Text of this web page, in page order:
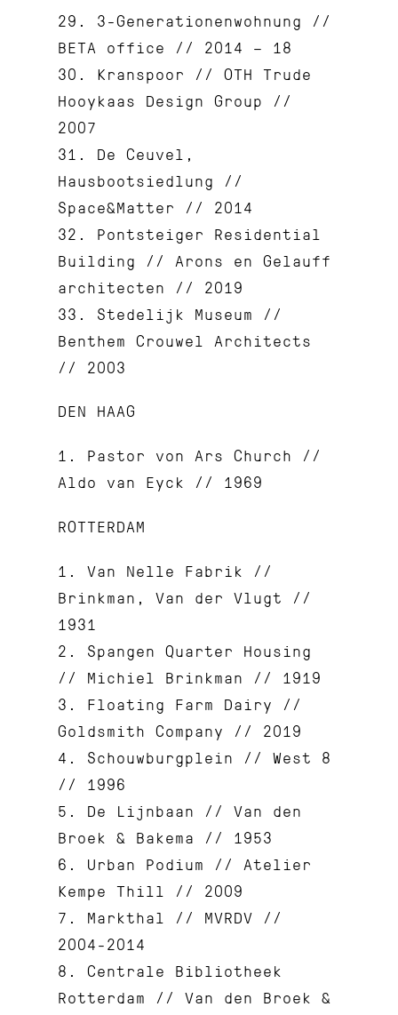
29. 3-Generationenwohnung //
BETA office // 2014 – 18
30. Kranspoor // OTH Trude
Hooykaas Design Group //
2007
31. De Ceuvel,
Hausbootsiedlung //
Space&Matter // 2014
32. Pontsteiger Residential
Building // Arons en Gelauff
architecten // 2019
33. Stedelijk Museum //
Benthem Crouwel Architects
// 2003
DEN HAAG
1. Pastor von Ars Church //
Aldo van Eyck // 1969
ROTTERDAM
1. Van Nelle Fabrik //
Brinkman, Van der Vlugt //
1931
2. Spangen Quarter Housing
// Michiel Brinkman // 1919
3. Floating Farm Dairy //
Goldsmith Company // 2019
4. Schouwburgplein // West 8
// 1996
5. De Lijnbaan // Van den
Broek & Bakema // 1953
6. Urban Podium // Atelier
Kempe Thill // 2009
7. Markthal // MVRDV //
2004-2014
8. Centrale Bibliotheek
Rotterdam // Van den Broek &